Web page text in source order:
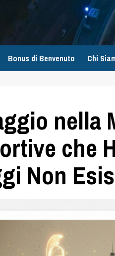
Bonus di Benvenuto Chi
nella
che
Non